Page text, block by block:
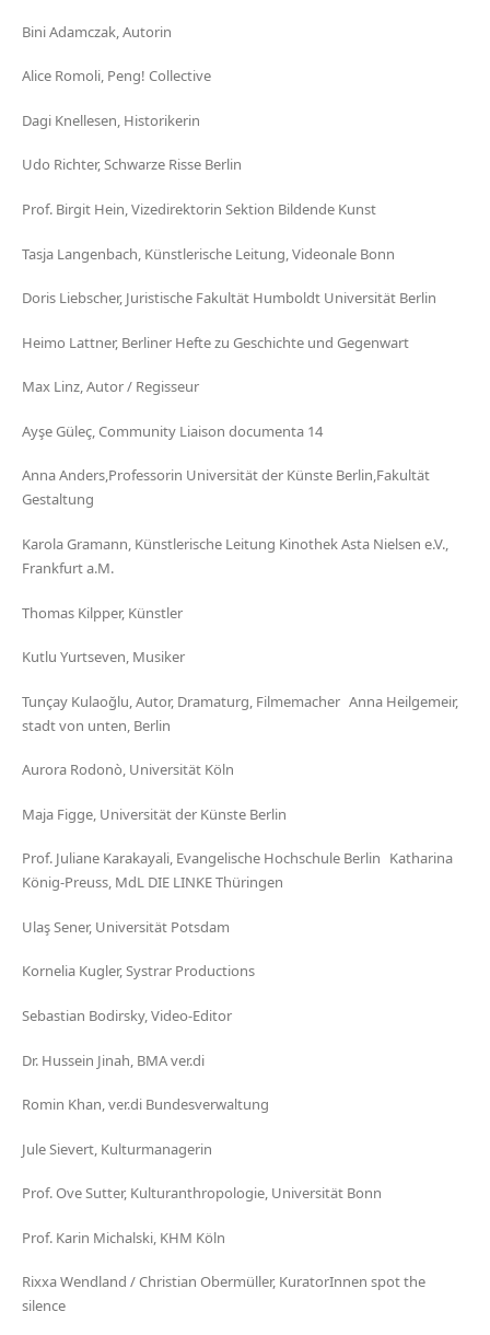
Bini Adamczak, Autorin
Alice Romoli, Peng! Collective
Dagi Knellesen, Historikerin
Udo Richter, Schwarze Risse Berlin
Prof. Birgit Hein, Vizedirektorin Sektion Bildende Kunst
Tasja Langenbach, Künstlerische Leitung, Videonale Bonn
Doris Liebscher, Juristische Fakultät Humboldt Universität Berlin
Heimo Lattner, Berliner Hefte zu Geschichte und Gegenwart
Max Linz, Autor / Regisseur
Ayşe Güleç, Community Liaison documenta 14
Anna Anders,Professorin Universität der Künste Berlin,Fakultät
Gestaltung
Karola Gramann, Künstlerische Leitung Kinothek Asta Nielsen e.V.,
Frankfurt a.M.
Thomas Kilpper, Künstler
Kutlu Yurtseven, Musiker
Tunçay Kulaoğlu, Autor, Dramaturg, Filmemacher Anna Heilgemeir,
stadt von unten, Berlin
Aurora Rodonò, Universität Köln
Maja Figge, Universität der Künste Berlin
Prof. Juliane Karakayali, Evangelische Hochschule Berlin Katharina
König-Preuss, MdL DIE LINKE Thüringen
Ulaş Sener, Universität Potsdam
Kornelia Kugler, Systrar Productions
Sebastian Bodirsky, Video-Editor
Dr. Hussein Jinah, BMA ver.di
Romin Khan, ver.di Bundesverwaltung
Jule Sievert, Kulturmanagerin
Prof. Ove Sutter, Kulturanthropologie, Universität Bonn
Prof. Karin Michalski, KHM Köln
Rixxa Wendland / Christian Obermüller, KuratorInnen spot the
silence